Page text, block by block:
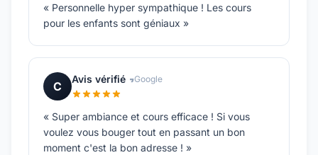
« Personnelle hyper sympathique ! Les cours
pour les enfants sont géniaux »
C
Avis vérifié Google
« Super ambiance et cours efficace ! Si vous
voulez vous bouger tout en passant un bon
moment c'est la bon adresse ! »